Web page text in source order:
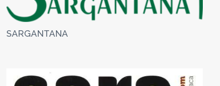
SARGANTANA